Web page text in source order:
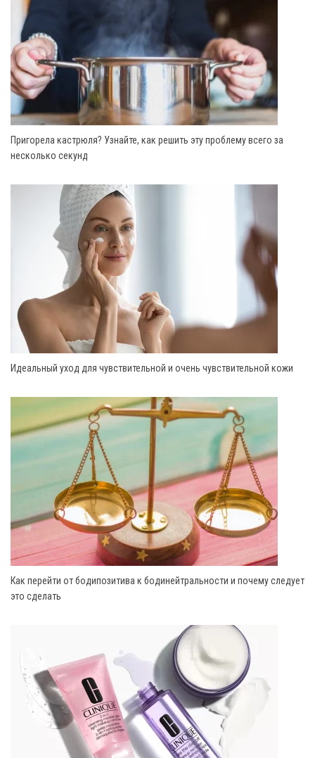
Пригорела кастрюля? Узнайте, как решить эту проблему всего за
несколько секунд
Идеальный уход для чувствительной и очень чувствительной кожи
Как перейти от бодипозитива к бодинейтральности и почему следует
это сделать